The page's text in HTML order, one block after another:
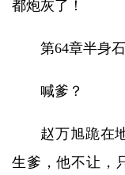
都炮灰了！
第64章半身
喊爹？
赵万旭跪在
生爹，他不让，